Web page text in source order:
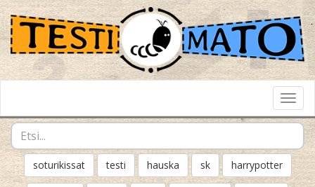
soturikissat testi hauska sk harrypotter